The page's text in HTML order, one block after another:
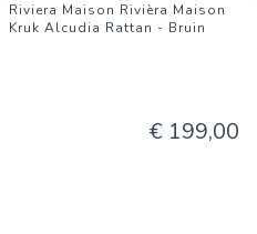
Riviera Maison Rivièra Maison
Kruk Alcudia Rattan - Bruin
€ 199,00